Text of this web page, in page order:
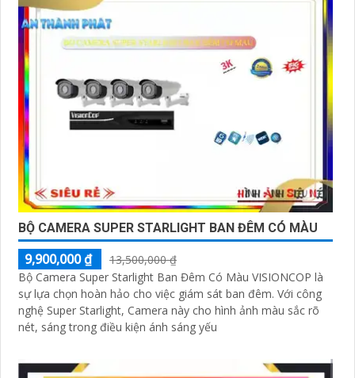
BỘ CAMERA SUPER STARLIGHT BAN ĐÊM CÓ MÀU
9,900,000 ₫
13,500,000 ₫
Bộ Camera Super Starlight Ban Đêm Có Màu VISIONCOP là
sự lựa chọn hoàn hảo cho việc giám sát ban đêm. Với công
nghệ Super Starlight, Camera này cho hình ảnh màu sắc rõ
nét, sáng trong điều kiện ánh sáng yếu